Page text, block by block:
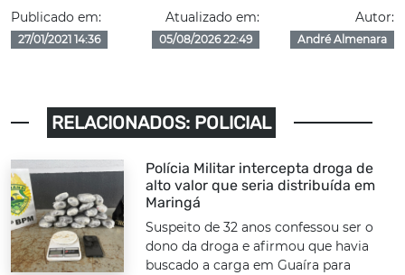
Publicado em:
27/01/2021 14:36
Atualizado em:
05/08/2026 22:49
Autor:
André Almenara
RELACIONADOS: POLICIAL
Polícia Militar intercepta droga de
alto valor que seria distribuída em
Maringá
Suspeito de 32 anos confessou ser o
dono da droga e afirmou que havia
buscado a carga em Guaíra para